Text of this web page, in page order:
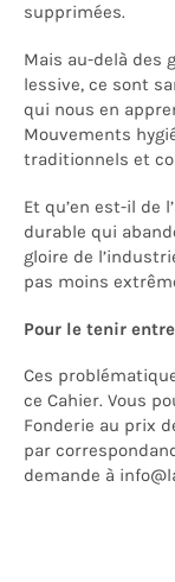
supprimées.
Mais au-delà des
lessive, ce sont
qui nous en
Mouvements
traditionnels et
Et qu’en est-il de
durable qui
gloire de
pas moins
Pour le tenir
Ces
ce Cahier. Vous
Fonderie au prix
par
demande à